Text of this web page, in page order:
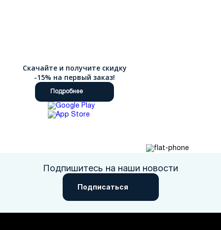
Скачайте и получите скидку
-15% на первый заказ!
Подробнее
Подпишитесь на наши новости
Подписаться